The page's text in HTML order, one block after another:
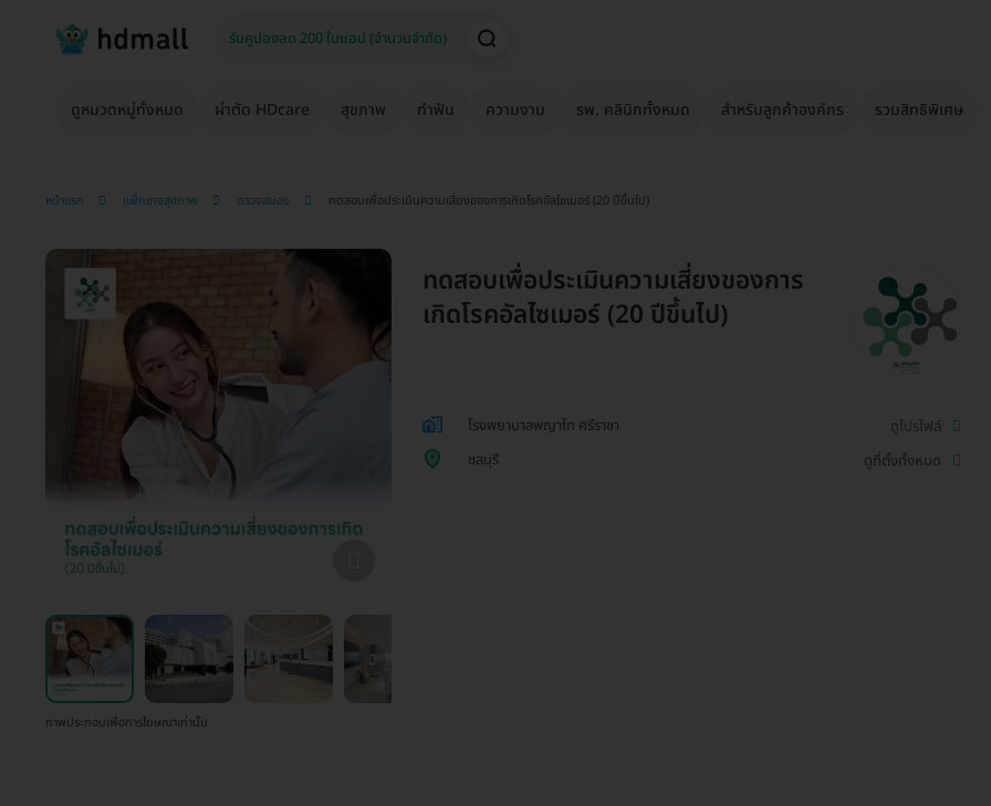
ดูหมวดหมู่ทั้งหมด ผ่าตัด HDcare สุขภาพ ทำฟัน ความงาม รพ. คลินิกทั้งหมด สำหรับลูกค้าองค์กร รวมสิทธิพิเศษ
หน้าแรก แพ็กเกจสุขภาพ ตรวจสมอง ทดสอบเพื่อประเมินความเสี่ยงของการเกิดโรคอัลไซเมอร์ (20 ปีขึ้นไป)
ภาพประกอบเพื่อการโฆษณาเท่านั้น
ทดสอบเพื่อประเมินความเสี่ยงของการ
เกิดโรคอัลไซเมอร์ (20 ปีขึ้นไป)
โรงพยาบาลพญาไท ศรีราชา
ดูโปรไฟล์
ชลบุรี
ดูที่ตั้งทั้งหมด